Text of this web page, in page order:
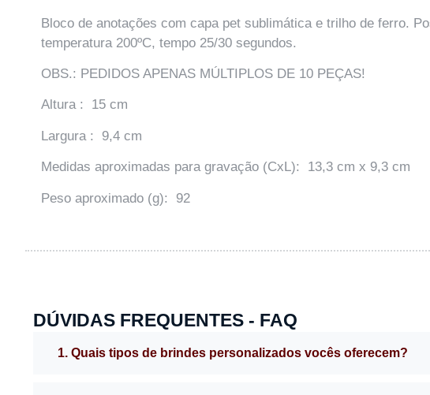
Bloco de anotações com capa pet sublimática e trilho de ferro.
temperatura 200ºC, tempo 25/30 segundos.
OBS.: PEDIDOS APENAS MÚLTIPLOS DE 10 PEÇAS!
Altura : 15 cm
Largura : 9,4 cm
Medidas aproximadas para gravação (CxL): 13,3 cm x 9,3 cm
Peso aproximado (g): 92
DÚVIDAS FREQUENTES - FAQ
1. Quais tipos de brindes personalizados vocês oferecem?